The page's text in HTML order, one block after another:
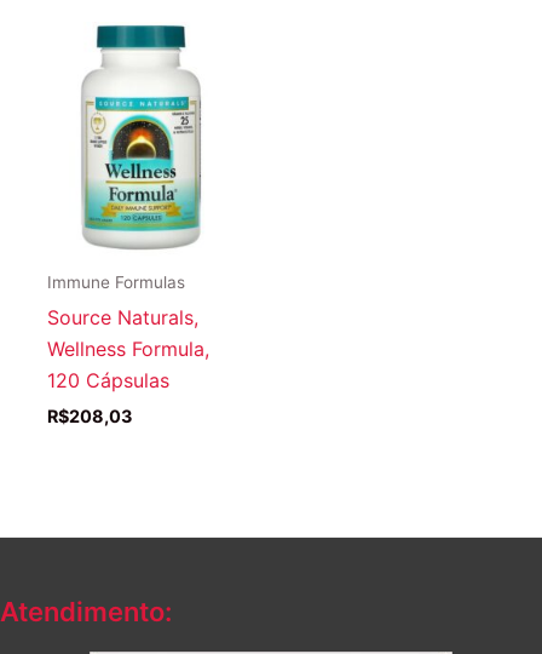
Immune Formulas
Source Naturals,
Wellness Formula,
120 Cápsulas
R$208,03
Atendimento: